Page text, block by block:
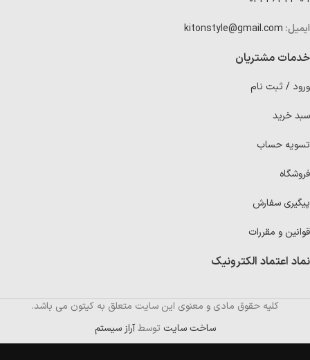
ایمیل: kitonstyle@gmail.com
خدمات مشتریان
ورود / ثبت نام
سبد خرید
تسویه حساب
فروشگاه
پیگیری سفارش
قوانین و مقررات
نماد اعتماد الکترونیک
کلیه حقوق مادی و معنوی این سایت متعلق به کیتون می باشد.
ساخت سایت توسطآراز سیستم